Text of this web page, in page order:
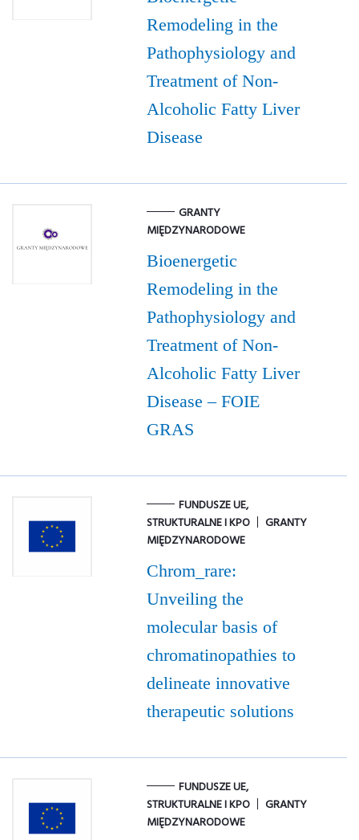
Remodeling in the
Pathophysiology and
Treatment of Non-
Alcoholic Fatty Liver
Disease
GRANTY
MIĘDZYNARODOWE
Bioenergetic
Remodeling in the
Pathophysiology and
Treatment of Non-
Alcoholic Fatty Liver
Disease – FOIE
GRAS
FUNDUSZE UE,
STRUKTURALNE I KPO
GRANTY
MIĘDZYNARODOWE
Chrom_rare:
Unveiling the
molecular basis of
chromatinopathies to
delineate innovative
therapeutic solutions
FUNDUSZE UE,
STRUKTURALNE I KPO
GRANTY
MIĘDZYNARODOWE